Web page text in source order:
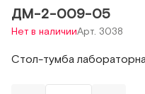
ДМ-2-009-05
Нет в наличииАрт. 3038
Стол-тумба